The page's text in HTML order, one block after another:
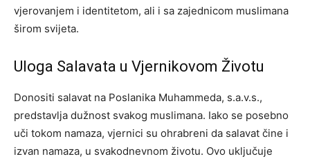
vjerovanjem i identitetom, ali i sa zajednicom muslimana
širom svijeta.
Uloga Salavata u Vjernikovom Životu
Donositi salavat na Poslanika Muhammeda, s.a.v.s.,
predstavlja dužnost svakog muslimana. Iako se posebno
uči tokom namaza, vjernici su ohrabreni da salavat čine i
izvan namaza, u svakodnevnom životu. Ovo uključuje